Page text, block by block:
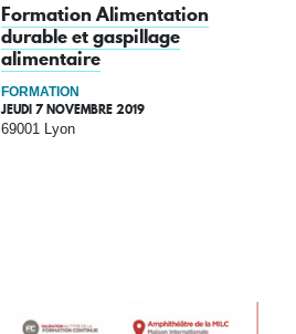
Formation Alimentation
durable et gaspillage
alimentaire
FORMATION
JEUDI 7 NOVEMBRE 2019
69001 Lyon